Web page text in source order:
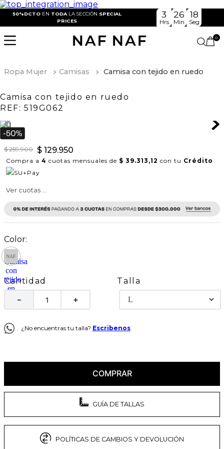
50%DCTO EN TODA LA SECCIÓN SPECIAL
PRICES
3
Hrs
26
Min
18
Seg
0
Ropa Mujer Camisas Camisa con tejido en ruedo
Camisa con tejido en ruedo
REF: 519G062
$ 259.900 $ 129.950
Compra a 4 cuotas mensuales de $ 39.313,12 con tu Crédito
Ver cuotas ...
Cantidad
＋
－
Talla
L
¿No encuentras tu talla? Escribenos
COMPRAR
GUÍA DE TALLAS
POLÍTICAS DE CAMBIOS Y DEVOLUCIÓN